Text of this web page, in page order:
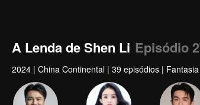
A Lenda de Shen Li Episódio
2024 | China Continental | 39 episódios |